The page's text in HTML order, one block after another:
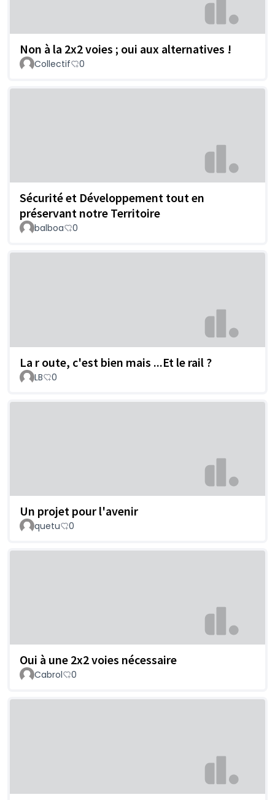
Non à la 2x2 voies ; oui aux alternatives !
Collectif 0
Sécurité et Développement tout en
préservant notre Territoire
balboa 0
La r oute, c'est bien mais ...Et le rail ?
LB 0
Un projet pour l'avenir
quetu 0
Oui à une 2x2 voies nécessaire
Cabrol 0